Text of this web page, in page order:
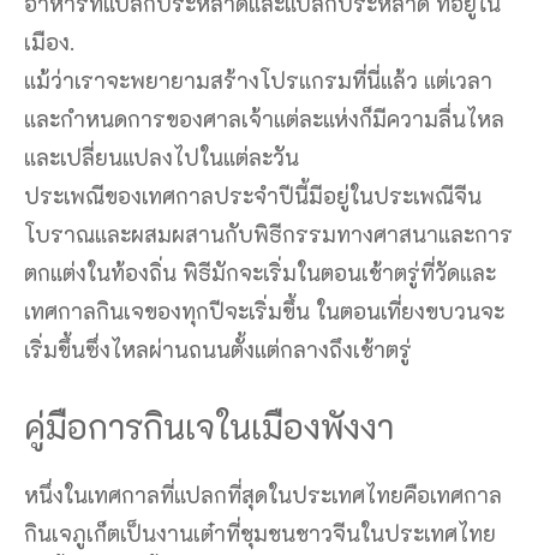
เมือง.
แม้ว่าเราจะพยายามสร้างโปรแกรมที่นี่แล้ว แต่เวลา
และกำหนดการของศาลเจ้าแต่ละแห่งก็มีความลื่นไหล
และเปลี่ยนแปลงไปในแต่ละวัน
ประเพณีของเทศกาลประจำปีนี้มีอยู่ในประเพณีจีน
โบราณและผสมผสานกับพิธีกรรมทางศาสนาและการ
ตกแต่งในท้องถิ่น พิธีมักจะเริ่มในตอนเช้าตรู่ที่วัดและ
เทศกาลกินเจของทุกปีจะเริ่มขึ้น ในตอนเที่ยงขบวนจะ
เริ่มขึ้นซึ่งไหลผ่านถนนตั้งแต่กลางถึงเช้าตรู่
คู่มือการกินเจในเมืองพังงา
หนึ่งในเทศกาลที่แปลกที่สุดในประเทศไทยคือเทศกาล
กินเจภูเก็ตเป็นงานเต๋าที่ชุมชนชาวจีนในประเทศไทย